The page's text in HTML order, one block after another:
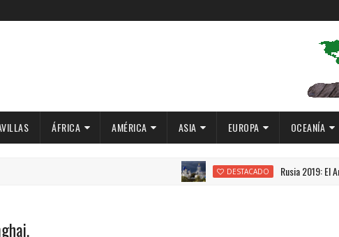
ÁFRICA AMÉRICA ASIA EUROPA OCEANÍA
DESTACADO Rusia 2019: El Anillo de Oro